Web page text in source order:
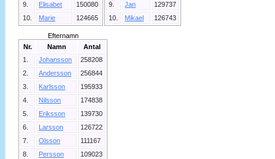
9.
Elisabet
150080
10.
Marie 124665
9.
Jan
129737
10.
Mikael 126743
Efternamn
Nr.
Namn
Antal
1.
Johansson
258208
2.
Andersson
256844
3.
Karlsson
195933
4.
Nilsson
174838
5.
Eriksson
139730
6.
Larsson
126722
7.
Olsson
111167
8.
Persson
109023